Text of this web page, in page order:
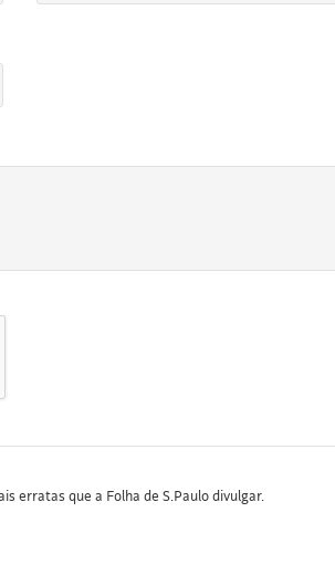
erratas que a Folha de S.Paulo divulgar.